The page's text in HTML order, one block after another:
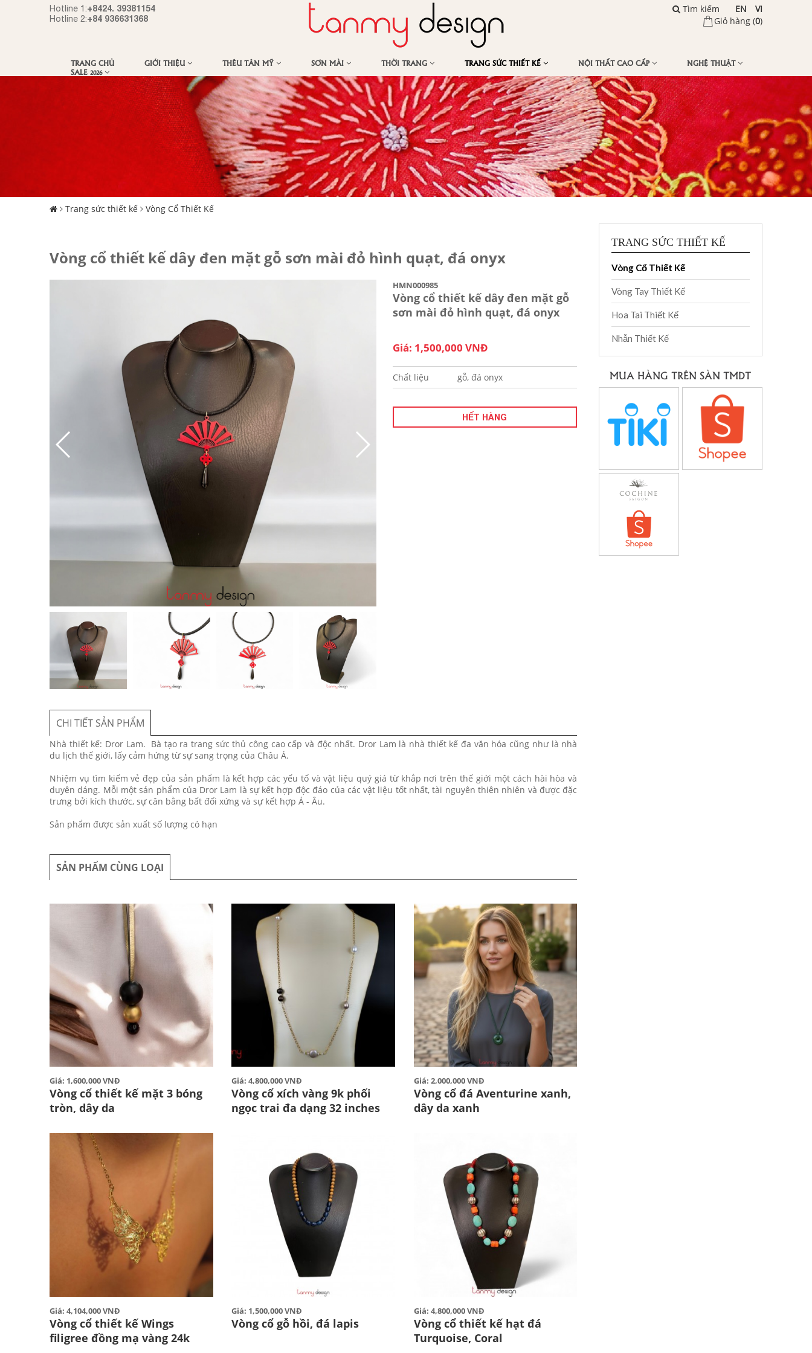
Hotline 1:+8424. 39381154
Hotline 2:+84 936631368 Giỏ hàng (0)
VI
EN
Tìm kiếm
TRANG CHỦ GIỚI THIỆU THÊU TÂN MỸ SƠN MÀI THỜI TRANG TRANG SỨC THIẾT KẾ NỘI THẤT CAO CẤP
NGHỆ THUẬT
SALE 2026
Trang sức thiết kế Vòng Cổ Thiết Kế
Vòng cổ thiết kế dây đen mặt gỗ sơn mài đỏ hình quạt, đá onyx
HMN000985
Vòng cổ thiết kế dây đen mặt gỗ
sơn mài đỏ hình quạt, đá onyx
Giá: 1,500,000 VNĐ
Chất liệu gỗ, đá onyx
HẾT HÀNG
CHI TIẾT SẢN PHẨM
Nhà thiết kế: Dror Lam. Bà tạo ra trang sức thủ công cao cấp và độc nhất. Dror Lam là nhà thiết kế đa văn hóa cũng như là nhà
du lịch thế giới, lấy cảm hứng từ sự sang trọng của Châu Á.
Nhiệm vụ tìm kiếm vẻ đẹp của sản phẩm là kết hợp các yếu tố và vật liệu quý giá từ khắp nơi trên thế giới một cách hài hòa và
duyên dáng. Mỗi một sản phẩm của Dror Lam là sự kết hợp độc đáo của các vật liệu tốt nhất, tài nguyên thiên nhiên và được đặc
trưng bởi kích thước, sự cân bằng bất đối xứng và sự kết hợp Á - Âu.
Sản phẩm được sản xuất số lượng có hạn
SẢN PHẨM CÙNG LOẠI
Giá: 1,600,000 VNĐ
Vòng cổ thiết kế mặt 3 bóng
tròn, dây da
Giá: 4,800,000 VNĐ
Vòng cổ xích vàng 9k phối
ngọc trai đa dạng 32 inches
Giá: 2,000,000 VNĐ
Vòng cổ đá Aventurine xanh,
dây da xanh
Giá: 4,104,000 VNĐ
Vòng cổ thiết kế Wings
filigree đồng mạ vàng 24k
Giá: 1,500,000 VNĐ
Vòng cổ gỗ hồi, đá lapis
Giá: 4,800,000 VNĐ
Vòng cổ thiết kế hạt đá
Turquoise, Coral
TRANG SỨC THIẾT KẾ
Vòng Cổ Thiết Kế
Vòng Tay Thiết Kế
Hoa Tai Thiết Kế
Nhẫn Thiết Kế
MUA HÀNG TRÊN SÀN TMDT